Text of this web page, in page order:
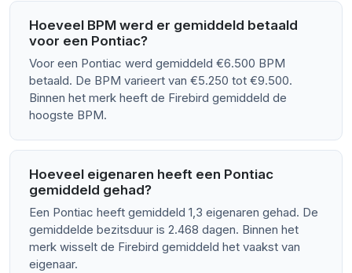
Hoeveel BPM werd er gemiddeld betaald
voor een Pontiac?
Voor een Pontiac werd gemiddeld €6.500 BPM
betaald. De BPM varieert van €5.250 tot €9.500.
Binnen het merk heeft de Firebird gemiddeld de
hoogste BPM.
Hoeveel eigenaren heeft een Pontiac
gemiddeld gehad?
Een Pontiac heeft gemiddeld 1,3 eigenaren gehad. De
gemiddelde bezitsduur is 2.468 dagen. Binnen het
merk wisselt de Firebird gemiddeld het vaakst van
eigenaar.